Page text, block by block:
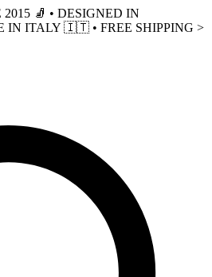
🧦 • DESIGNED IN
ITALY 🇮🇹 • FREE SHIPPING >